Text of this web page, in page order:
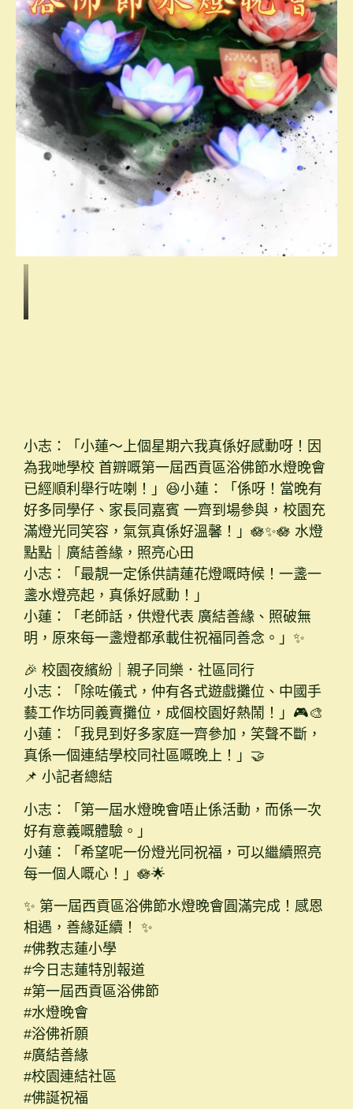
小志：「小蓮～上個星期六我真係好感動呀！因
為我哋學校 首辧嘅第一屆西貢區浴佛節水燈晚會
已經順利舉行咗喇！」😆小蓮：「係呀！當晚有
好多同學仔、家長同嘉賓 一齊到場參與，校園充
滿燈光同笑容，氣氛真係好溫馨！」🪷✨🪷 水燈
點點｜廣結善緣，照亮心田
小志：「最靚一定係供請蓮花燈嘅時候！一盞一
盞水燈亮起，真係好感動！」
小蓮：「老師話，供燈代表 廣結善緣、照破無
明，原來每一盞燈都承載住祝福同善念。」✨
🎉 校園夜繽紛｜親子同樂．社區同行
小志：「除咗儀式，仲有各式遊戲攤位、中國手
藝工作坊同義賣攤位，成個校園好熱鬧！」🎮🎨
小蓮：「我見到好多家庭一齊參加，笑聲不斷，
真係一個連結學校同社區嘅晚上！」🤝
📌 小記者總結
小志：「第一屆水燈晚會唔止係活動，而係一次
好有意義嘅體驗。」
小蓮：「希望呢一份燈光同祝福，可以繼續照亮
每一個人嘅心！」🪷🌟
✨ 第一屆西貢區浴佛節水燈晚會圓滿完成！感恩
相遇，善緣延續！ ✨
#佛教志蓮小學
#今日志蓮特別報道
#第一屆西貢區浴佛節
#水燈晚會
#浴佛祈願
#廣結善緣
#校園連結社區
#佛誕祝福